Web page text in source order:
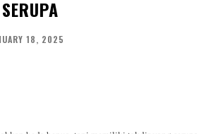
18, 2025